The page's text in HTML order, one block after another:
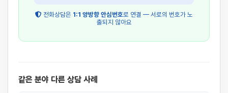
전화상담은 1:1 양방향 안심번호로 연결 — 서로의 번호가 노
출되지 않아요
같은 분야 다른 상담 사례